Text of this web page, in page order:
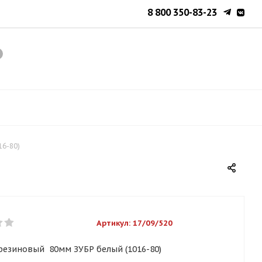
8 800 350-83-23
80)
Артикул: 17/09/520
80мм ЗУБР белый (1016-80)